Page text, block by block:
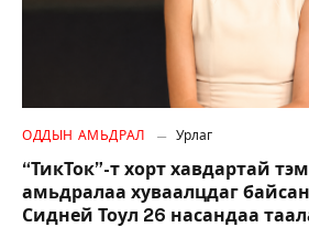
ОДДЫН АМЬДРАЛ Урлаг
“ТикТок”-т хорт хавдартай
амьдралаа хуваалцдаг
Сидней Тоул 26 насандаа